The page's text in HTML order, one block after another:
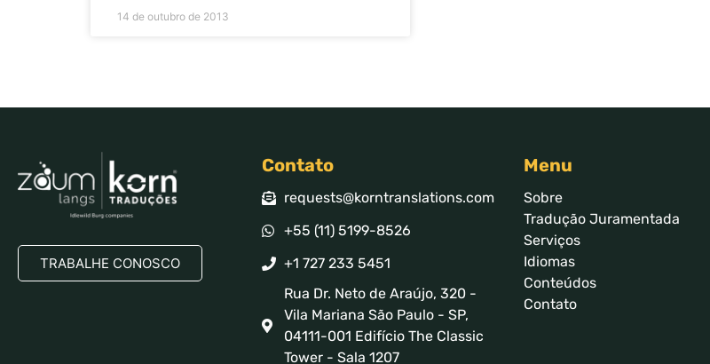
14 de outubro de 2013
TRABALHE CONOSCO
Contato
requests@korntranslations.com
+55 (11) 5199-8526
+1 727 233 5451
Rua Dr. Neto de Araújo, 320 -
Vila Mariana São Paulo - SP,
04111-001 Edifício The Classic
Tower - Sala 1207
Menu
Sobre
Tradução Juramentada
Serviços
Idiomas
Conteúdos
Contato